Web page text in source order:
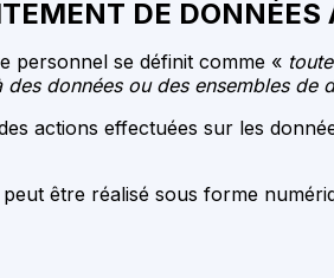
DE
personnel se définit comme «
données ou des ensembles de
actions effectuées sur les
être réalisé sous forme